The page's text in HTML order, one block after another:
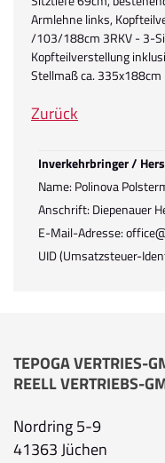
Armlehne links,
/103/188cm 3RKV - 3-
Kopfteilverstellung
Stellmaß ca. 335x188cm
Zurück
Inverkehrbringer /
Name: Polinova
Anschrift: Diepenauer
E-Mail-Adresse:
UID (Umsatzsteuer-
TEPOGA VERTRIES-
REELL VERTRIEBS-
Nordring 5-9
41363 Jüchen